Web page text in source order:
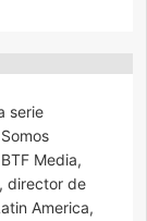
serie
Media,
director de
America,